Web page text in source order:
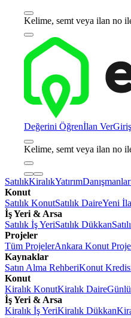
Kelime, semt veya ilan no
Değerini Öğrenİlan Ver
Kelime, semt veya ilan no
SatılıkKiralıkYatırımDanışmanlar
Konut
Satılık KonutSatılık DaireYeni
İş Yeri & Arsa
Satılık İş YeriSatılık Dükkan
Projeler
Tüm ProjelerAnkara Konut
Kaynaklar
Satın Alma RehberiKonut
Konut
Kiralık KonutKiralık Daire
İş Yeri & Arsa
Kiralık İş YeriKiralık Dükkan